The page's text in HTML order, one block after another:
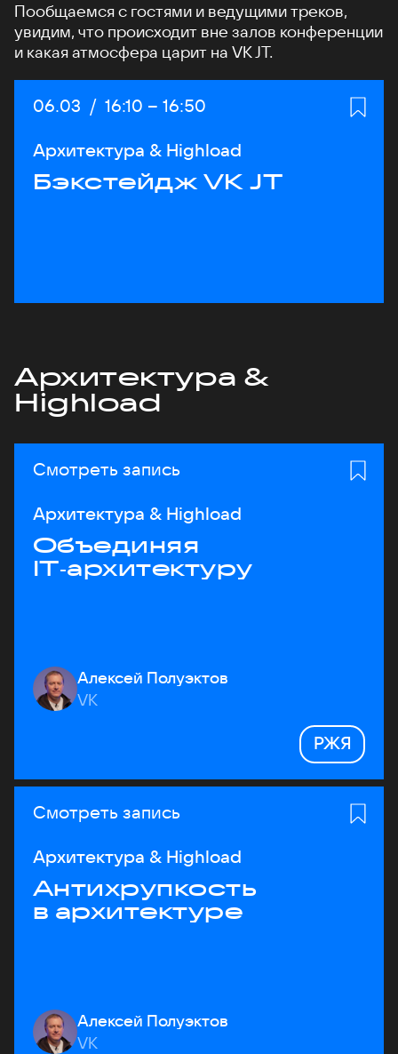
Пообщаемся с гостями и ведущими треков,
увидим, что происходит вне залов конференции
и какая атмосфера царит на VK JT.
Дата:
06.03 / Начало:
16:10 – Конец:
16:50
Архитектура & Highload
Бэкстейдж VK JT
Архитектура &
Highload
Смотреть запись
Архитектура & Highload
Объединяя
IT‑архитектуру
Алексей Полуэктов
VK
РЖЯ
Смотреть запись
Архитектура & Highload
Антихрупкость
в архитектуре
Алексей Полуэктов
VK